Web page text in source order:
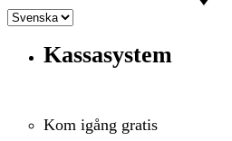
Kassasystem
Kom igång gratis